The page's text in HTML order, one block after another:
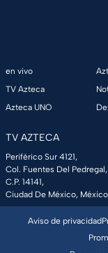
en vivo
TV Azteca
Azteca UNO
TV AZTECA
Periférico Sur 4121,
Col. Fuentes Del Pedregal,
C.P. 14141,
Ciudad De México,
Aviso de privacidad